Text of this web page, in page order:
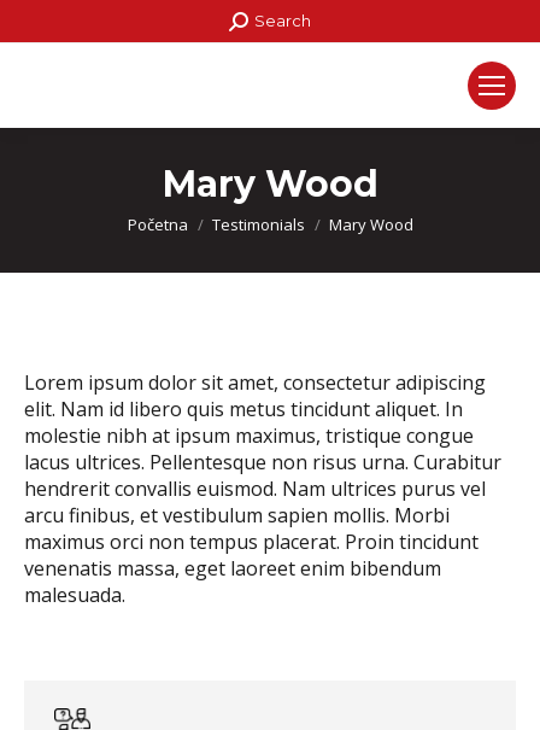
Search:
Search
Mary Wood
You are here:
Početna Testimonials Mary Wood
Lorem ipsum dolor sit amet, consectetur adipiscing
elit. Nam id libero quis metus tincidunt aliquet. In
molestie nibh at ipsum maximus, tristique congue
lacus ultrices. Pellentesque non risus urna. Curabitur
hendrerit convallis euismod. Nam ultrices purus vel
arcu finibus, et vestibulum sapien mollis. Morbi
maximus orci non tempus placerat. Proin tincidunt
venenatis massa, eget laoreet enim bibendum
malesuada.